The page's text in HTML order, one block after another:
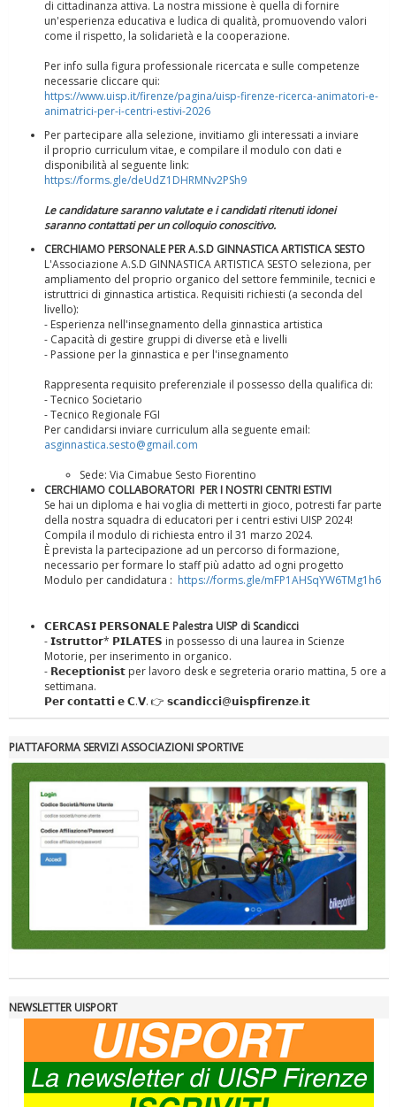
Ddl Lobby, Uisp: “Il Parlamento valorizzi le nostre specificità"
La formazione Uisp rallenta ma prosegue anche in estate
Tiziano Pesce nel Cda di Fondazione Terzjus: prima riunione a
di cittadinanza attiva. La nostra missione è quella di fornire
un'esperienza educativa e ludica di qualità, promuovendo valori
come il rispetto, la solidarietà e la cooperazione.
Per info sulla figura professionale ricercata e sulle competenze
necessarie cliccare qui:
https://www.uisp.it/firenze/pagina/uisp-firenze-ricerca-animatori-e-
animatrici-per-i-centri-estivi-2026
Per partecipare alla selezione, invitiamo gli interessati a inviare
il proprio curriculum vitae, e compilare il modulo con dati e
disponibilità al seguente link:
https://forms.gle/deUdZ1DHRMNv2PSh9
Le candidature saranno valutate e i candidati ritenuti idonei
saranno contattati per un colloquio conoscitivo.
CERCHIAMO PERSONALE PER A.S.D GINNASTICA ARTISTICA SESTO
L'Associazione A.S.D GINNASTICA ARTISTICA SESTO seleziona, per
ampliamento del proprio organico del settore femminile, tecnici e
istruttrici di ginnastica artistica. Requisiti richiesti (a seconda del
livello):
- Esperienza nell'insegnamento della ginnastica artistica
- Capacità di gestire gruppi di diverse età e livelli
- Passione per la ginnastica e per l'insegnamento
Rappresenta requisito preferenziale il possesso della qualifica di:
- Tecnico Societario
- Tecnico Regionale FGI
Per candidarsi inviare curriculum alla seguente email:
asginnastica.sesto@gmail.com
Sede: Via Cimabue Sesto Fiorentino
CERCHIAMO COLLABORATORI PER I NOSTRI CENTRI ESTIVI
Se hai un diploma e hai voglia di metterti in gioco, potresti far parte
della nostra squadra di educatori per i centri estivi UISP 2024!
Compila il modulo di richiesta entro il 31 marzo 2024.
È prevista la partecipazione ad un percorso di formazione,
necessario per formare lo staff più adatto ad ogni progetto
Modulo per candidatura : https://forms.gle/mFP1AHSqYW6TMg1h6
𝗖𝗘𝗥𝗖𝗔𝗦𝗜 𝗣𝗘𝗥𝗦𝗢𝗡𝗔𝗟𝗘 Palestra UISP di Scandicci
- 𝗜𝘀𝘁𝗿𝘂𝘁𝘁𝗼𝗿* 𝗣𝗜𝗟𝗔𝗧𝗘𝗦 in possesso di una laurea in Scienze
Motorie, per inserimento in organico.
- 𝗥𝗲𝗰𝗲𝗽𝘁𝗶𝗼𝗻𝗶𝘀𝘁 per lavoro desk e segreteria orario mattina, 5 ore a
settimana.
𝗣𝗲𝗿 𝗰𝗼𝗻𝘁𝗮𝘁𝘁𝗶 𝗲 𝗖.𝗩. 👉 𝘀𝗰𝗮𝗻𝗱𝗶𝗰𝗰𝗶@𝘂𝗶𝘀𝗽𝗳𝗶𝗿𝗲𝗻𝘇𝗲.𝗶𝘁
PIATTAFORMA SERVIZI ASSOCIAZIONI SPORTIVE
NEWSLETTER UISPORT